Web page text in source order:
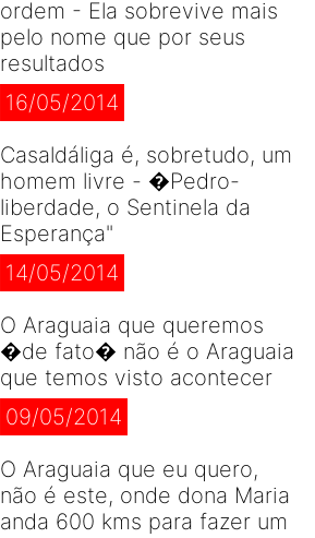
ordem - Ela sobrevive mais
pelo nome que por seus
resultados
16/05/2014
Casaldáliga é, sobretudo, um
homem livre - �Pedro-
liberdade, o Sentinela da
Esperança"
14/05/2014
O Araguaia que queremos
�de fato� não é o Araguaia
que temos visto acontecer
09/05/2014
O Araguaia que eu quero,
não é este, onde dona Maria
anda 600 kms para fazer um